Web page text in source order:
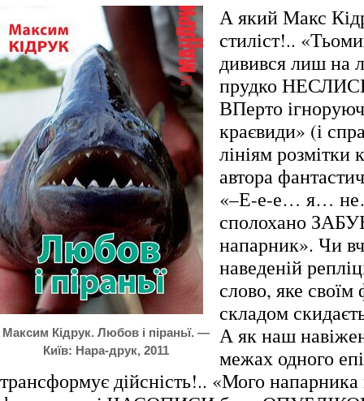
Максим Кідрук. Любов і піраньї. —
Київ: Нара-друк, 2011
А який Макс
стиліст!..
дивився лиш на
прудко
ВПерто
краєвиди» (і
лініям розмітки
автора
«–Е-е-е… я…
сполохано
напарник». Чи
наведеній
слово, яке
складом
А як наш
межах одного
трансформує дійсність!.. «Мого